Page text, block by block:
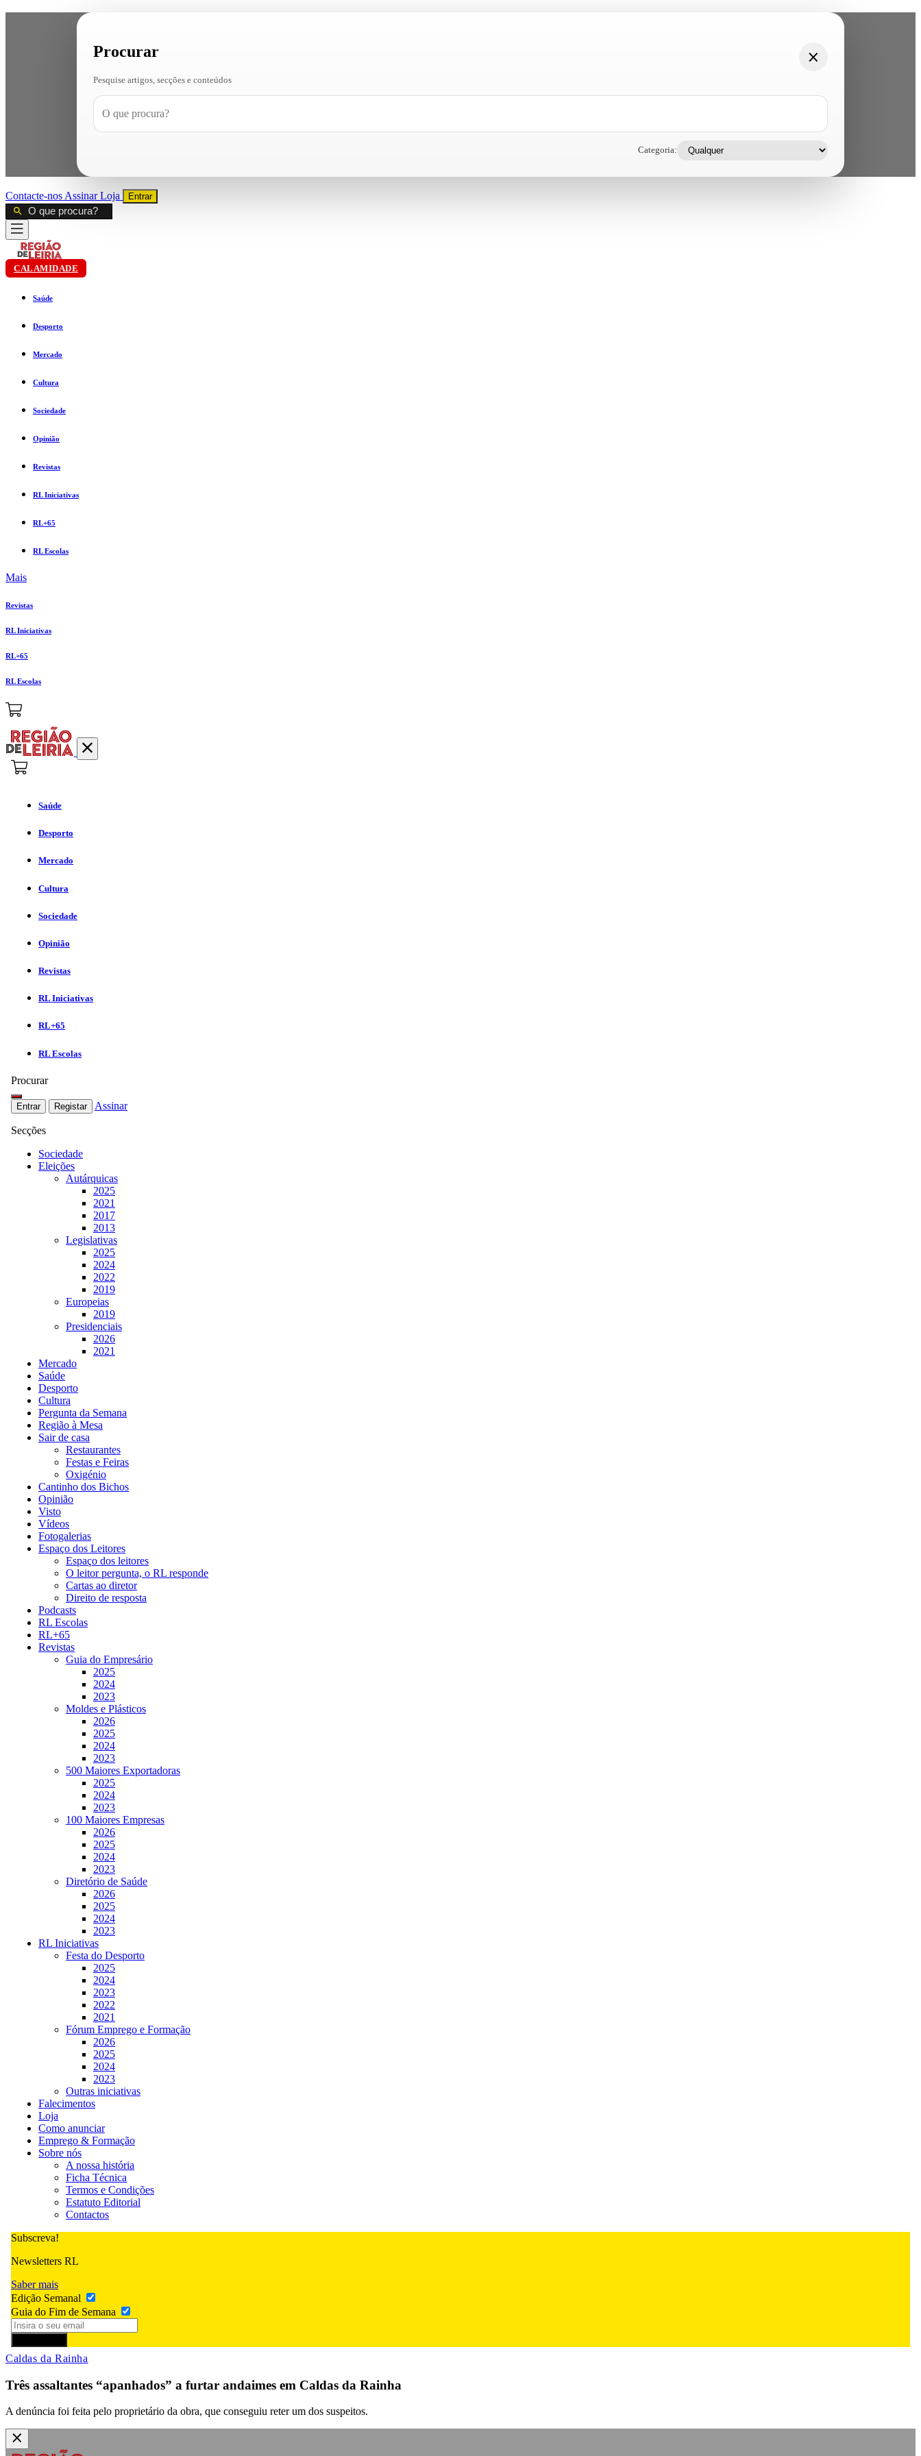
Procurar
Pesquise artigos, secções e conteúdos
Categoria:
Contacte-nos AssinarLoja Entrar
CALAMIDADE
Saúde
Desporto
Mercado
Cultura
Sociedade
Opinião
Revistas
RL Iniciativas
RL+65
RL Escolas
Mais
Revistas
RL Iniciativas
RL+65
RL Escolas
Saúde
Desporto
Mercado
Cultura
Sociedade
Opinião
Revistas
RL Iniciativas
RL+65
RL Escolas
Procurar
Entrar Registar Assinar
Secções
Sociedade
Eleições
Autárquicas
2025
2021
2017
2013
Legislativas
2025
2024
2022
2019
Europeias
2019
Presidenciais
2026
2021
Mercado
Saúde
Desporto
Cultura
Pergunta da Semana
Região à Mesa
Sair de casa
Restaurantes
Festas e Feiras
Oxigénio
Cantinho dos Bichos
Opinião
Visto
Vídeos
Fotogalerias
Espaço dos Leitores
Espaço dos leitores
O leitor pergunta, o RL responde
Cartas ao diretor
Direito de resposta
Podcasts
RL Escolas
RL+65
Revistas
Guia do Empresário
2025
2024
2023
Moldes e Plásticos
2026
2025
2024
2023
500 Maiores Exportadoras
2025
2024
2023
100 Maiores Empresas
2026
2025
2024
2023
Diretório de Saúde
2026
2025
2024
2023
RL Iniciativas
Festa do Desporto
2025
2024
2023
2022
2021
Fórum Emprego e Formação
2026
2025
2024
2023
Outras iniciativas
Falecimentos
Loja
Como anunciar
Emprego & Formação
Sobre nós
A nossa história
Ficha Técnica
Termos e Condições
Estatuto Editorial
Contactos
Subscreva!
Newsletters RL
Saber mais
Edição Semanal
Guia do Fim de Semana
Caldas da Rainha
Três assaltantes “apanhados” a furtar andaimes em Caldas da Rainha
A denúncia foi feita pelo proprietário da obra, que conseguiu reter um dos suspeitos.